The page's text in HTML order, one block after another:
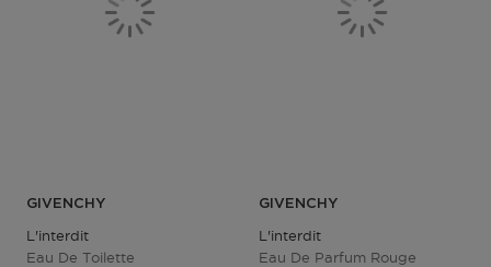
GIVENCHY
L'interdit
Eau De Toilette
GIVENCHY
L'interdit
Eau De Parfum Rouge